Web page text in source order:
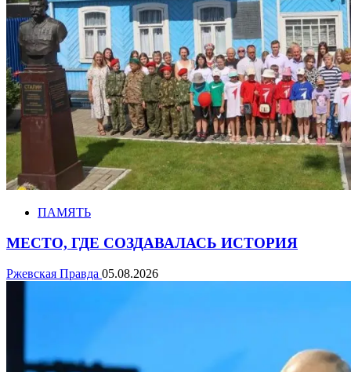
ПАМЯТЬ
МЕСТО, ГДЕ СОЗДАВАЛАСЬ ИСТОРИЯ
Ржевская Правда 05.08.2026